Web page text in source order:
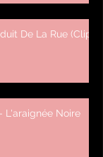
De La Rue (Clip
L'araignée Noire